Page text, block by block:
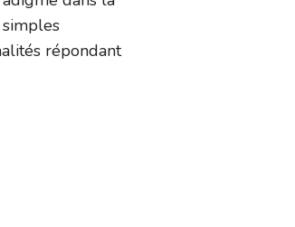
répondant